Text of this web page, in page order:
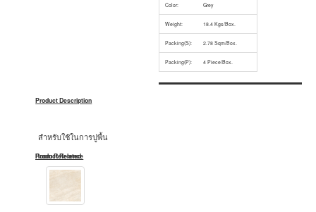
Color: Grey
Weight: 18.4 Kgs/Box.
Packing(S): 2.78 Sqm/Box.
Packing(P): 4 Piece/Box.
Product Description
สำหรับใช้ในการปูพื้น
Product Related
Room Reference